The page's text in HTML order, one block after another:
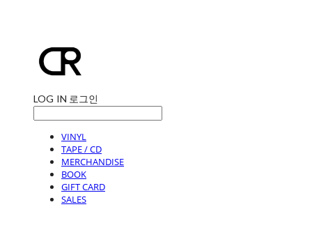
LOG IN 로그인
VINYL
TAPE / CD
MERCHANDISE
BOOK
GIFT CARD
SALES